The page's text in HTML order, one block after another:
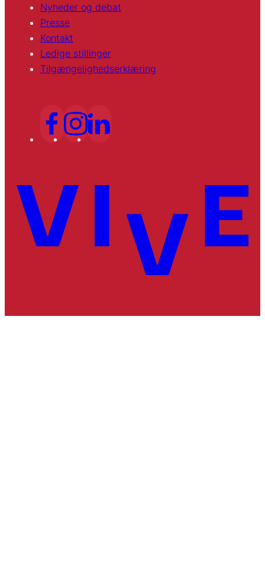
Nyheder og debat
Presse
Kontakt
Ledige stillinger
Tilgængelighedserklæring